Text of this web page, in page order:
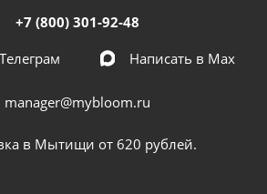
+7 (800) 301-92-48
Написать в Мах
manager@mybloom.ru
в Мытищи от 620 рублей.